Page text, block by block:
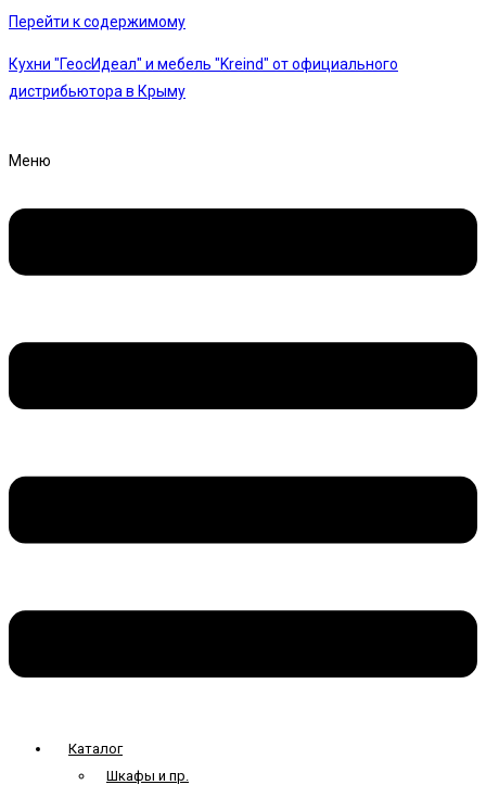
Перейти к содержимому
Кухни "ГеосИдеал" и мебель "Kreind" от официального
дистрибьютора в Крыму
Меню
Каталог
Шкафы и пр.